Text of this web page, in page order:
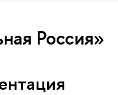
Россия»